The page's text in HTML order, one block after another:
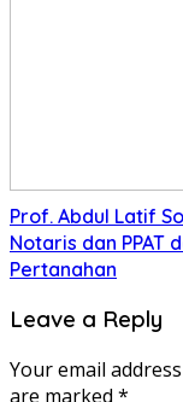
Prof. Abdul Latif
Notaris dan PPAT
Pertanahan
Leave a Reply
Your email
are marked *